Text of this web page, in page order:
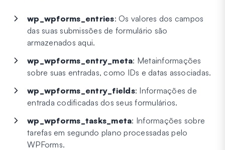
wp_wpforms_entries: Os valores dos campos
das suas submissões de formulário são
armazenados aqui.
wp_wpforms_entry_meta: Metainformações
sobre suas entradas, como IDs e datas associadas.
wp_wpforms_entry_fields: Informações de
entrada codificadas dos seus formulários.
wp_wpforms_tasks_meta: Informações sobre
tarefas em segundo plano processadas pelo
WPForms.